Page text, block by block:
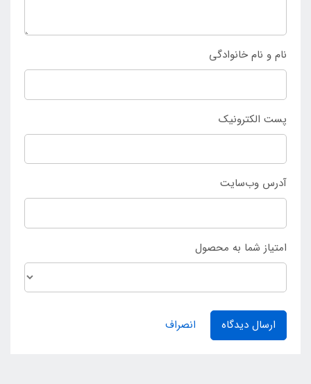
نام و نام خانوادگی
پست الکترونیک
آدرس وب‌سایت
امتیاز شما به محصول
ارسال دیدگاه انصراف